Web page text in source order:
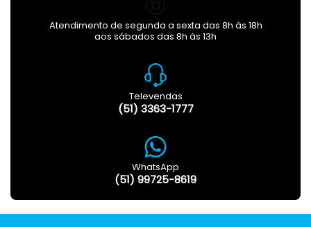
Atendimento de segunda a sexta das 8h às 18h
aos sábados das 8h às 13h
Televendas
(51) 3363-1777
WhatsApp
(51) 99725-8619